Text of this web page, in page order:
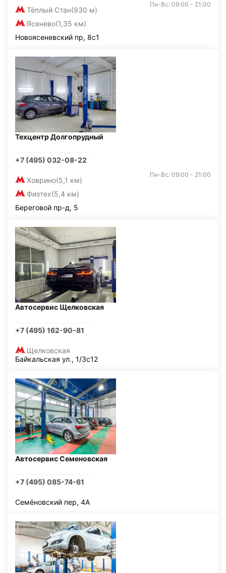
Тёплый Стан(930 м)
Ясенево(1,35 км)
Пн-Вс: 09:00 - 21:00
Новоясеневский пр, 8с1
Техцентр Долгопрудный
+7 (495) 032-08-22
Ховрино(5,1 км)
Физтех(5,4 км)
Пн-Вс: 09:00 - 21:00
Береговой пр-д, 5
Автосервис Щелковская
+7 (495) 162-90-81
Щелковская
Байкальская ул., 1/3с12
Автосервис Семеновская
+7 (495) 085-74-61
Семёновский пер, 4А